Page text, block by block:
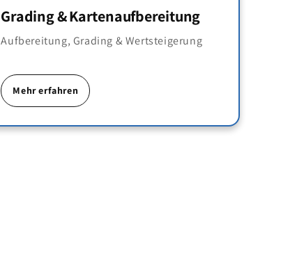
Grading & Kartenaufbereitung
Aufbereitung, Grading & Wertsteigerung
Mehr erfahren